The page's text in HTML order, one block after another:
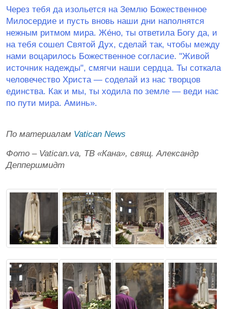
Через тебя да изольется на Землю Божественное
Милосердие и пусть вновь наши дни наполнятся
нежным ритмом мира. Же́но, ты ответила Богу да, и
на тебя сошел Святой Дух, сделай так, чтобы между
нами воцарилось Божественное согласие. ʺЖивой
источник надеждыʺ, смягчи наши сердца. Ты соткала
человечество Христа — соделай из нас творцов
единства. Как и мы, ты ходила по земле — веди нас
по пути мира. Аминь».
По материалам Vatican News
Фото – Vatican.va, ТВ «Кана», свящ. Александр
Деппершмидт